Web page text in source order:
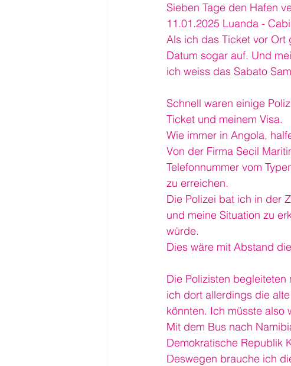
Sieben Tage den Hafen
11.01.2025 Luanda -
Als ich das Ticket vor
Datum sogar auf. Und
ich weiss das Sabato
Schnell waren einige
Ticket und meinem Visa.
Wie immer in Angola,
Von der Firma Secil
Telefonnummer vom
zu erreichen.
Die Polizei bat ich in der
und meine Situation zu
würde.
Dies wäre mit Abstand
Die Polizisten
ich dort allerdings die
könnten. Ich müsste also
Mit dem Bus nach
Demokratische Republik
Deswegen brauche ich